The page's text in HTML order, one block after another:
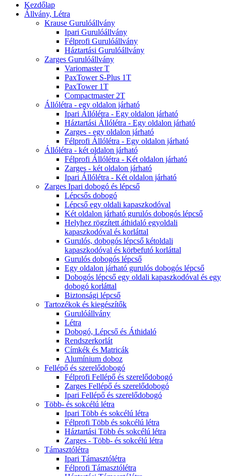
Kezdőlap
Állvány, Létra
Krause Gurulóállvány
Ipari Gurulóállvány
Félprofi Gurulóállvány
Háztartási Gurulóállvány
Zarges Gurulóállvány
Variomaster T
PaxTower S-Plus 1T
PaxTower 1T
Compactmaster 2T
Állólétra - egy oldalon járható
Ipari Állólétra - Egy oldalon járható
Háztartási Állólétra - Egy oldalon járható
Zarges - egy oldalon járható
Félprofi Állólétra - Egy oldalon járható
Állólétra - két oldalon járható
Félprofi Állólétra - Két oldalon járható
Zarges - két oldalon járható
Ipari Állólétra - Két oldalon járható
Zarges Ipari dobogó és lépcső
Lépcsős dobogó
Lépcső egy oldali kapaszkodóval
Két oldalon járható gurulós dobogós lépcső
Helyhez rögzített áthidaló egyoldali
kapaszkodóval és korláttal
Gurulós, dobogós lépcső kétoldali
kapaszkodóval és körbefutó korláttal
Gurulós dobogós lépcső
Egy oldalon járható gurulós dobogós lépcső
Dobogós lépcső egy oldali kapaszkodóval és egy
dobogó korláttal
Biztonsági lépcső
Tartozékok és kiegészítők
Gurulóállvány
Létra
Dobogó, Lépcső és Áthidaló
Rendszerkorlát
Címkék és Matricák
Alumínium doboz
Fellépő és szerelődobogó
Félprofi Fellépő és szerelődobogó
Zarges Fellépő és szerelődobogó
Ipari Fellépő és szerelődobogó
Több- és sokcélú létra
Ipari Több és sokcélú létra
Félprofi Több és sokcélú létra
Háztartási Több és sokcélú létra
Zarges - Több- és sokcélú létra
Támasztólétra
Ipari Támasztólétra
Félprofi Támasztólétra